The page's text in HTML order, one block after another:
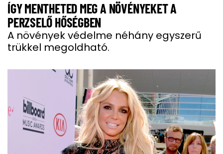
ÍGY MENTHETED MEG A NÖVÉNYEKET A
PERZSELŐ HŐSÉGBEN
A növények védelme néhány egyszerű
trükkel megoldható.